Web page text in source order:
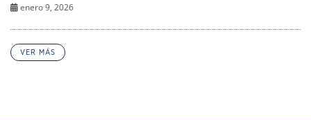
enero 9, 2026
VER MÁS